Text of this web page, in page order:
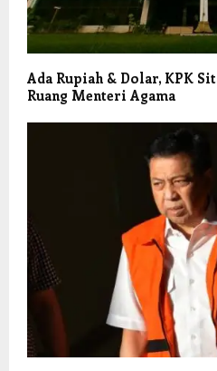
Ada Rupiah & Dolar, KPK
Ruang Menteri Agama